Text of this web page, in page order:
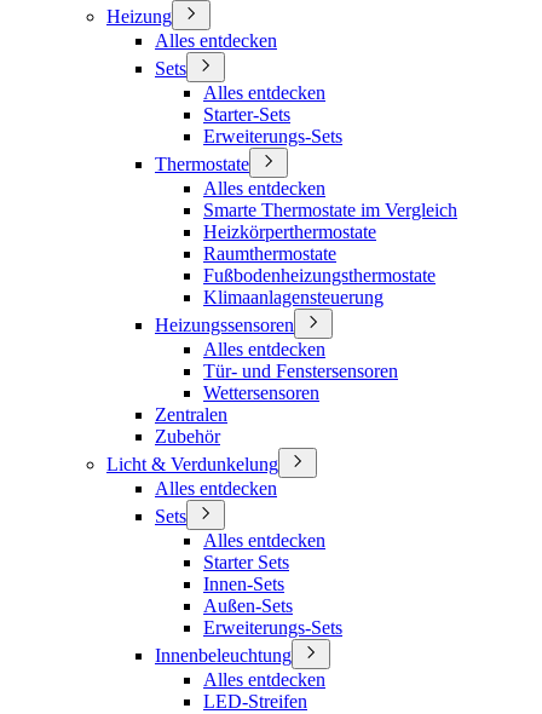
Heizung
Alles entdecken
Sets
Alles entdecken
Starter-Sets
Erweiterungs-Sets
Thermostate
Alles entdecken
Smarte Thermostate im Vergleich
Heizkörperthermostate
Raumthermostate
Fußbodenheizungsthermostate
Klimaanlagensteuerung
Heizungssensoren
Alles entdecken
Tür- und Fenstersensoren
Wettersensoren
Zentralen
Zubehör
Licht & Verdunkelung
Alles entdecken
Sets
Alles entdecken
Starter Sets
Innen-Sets
Außen-Sets
Erweiterungs-Sets
Innenbeleuchtung
Alles entdecken
LED-Streifen